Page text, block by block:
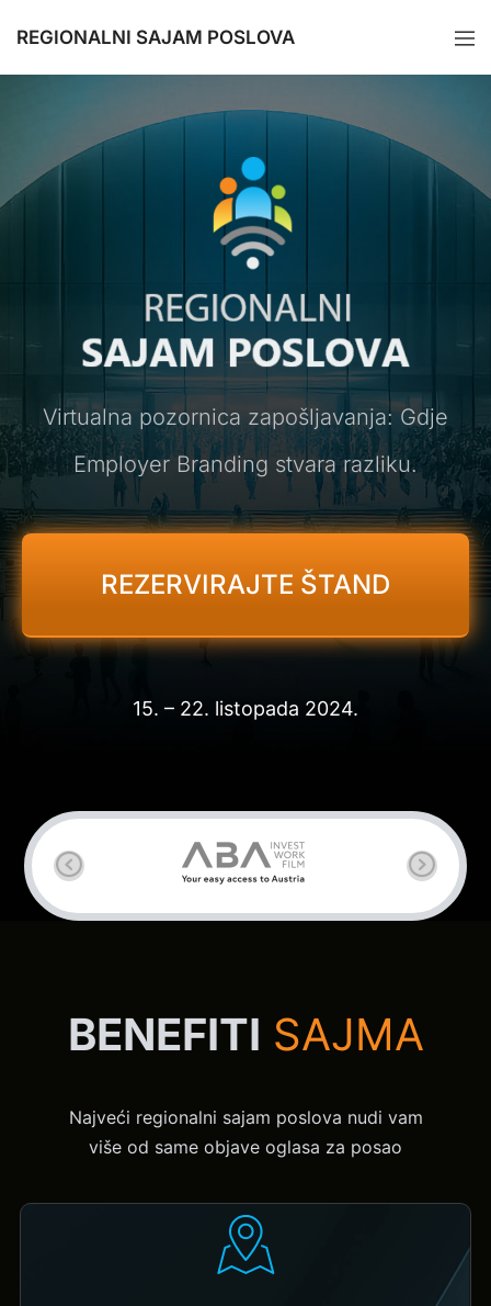
REGIONALNI SAJAM POSLOVA
Virtualna pozornica zapošljavanja: Gdje
Employer Branding stvara razliku.
REZERVIRAJTE ŠTAND
15. – 22. listopada 2024.
Previous Next
BENEFITI SAJMA
Najveći regionalni sajam poslova nudi vam
više od same objave oglasa za posao